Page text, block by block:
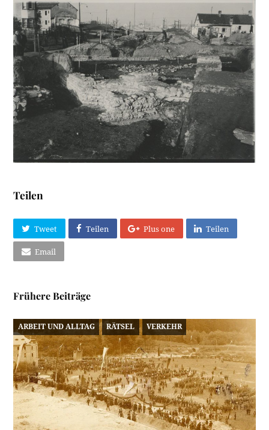
Teilen
Tweet Teilen Plus one Teilen
Email
Frühere Beiträge
ARBEIT UND ALLTAG RÄTSEL VERKEHR